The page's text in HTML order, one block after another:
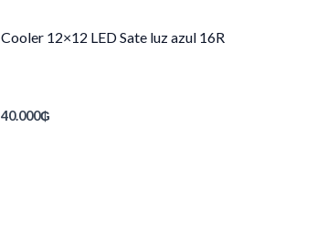
Cooler 12×12 LED Sate luz azul 16R
40.000₲